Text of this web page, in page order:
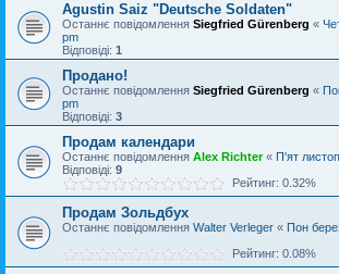
Agustin Saiz "Deutsche Soldaten"
Останнє повідомлення Siegfried Gürenberg «
pm
Відповіді: 1
Продано!
Останнє повідомлення Siegfried Gürenberg «
pm
Відповіді: 3
Продам календари
Останнє повідомлення Alex Richter« П'ят
Відповіді: 9
Рейтинг: 0.32%
Продам Зольдбух
Останнє повідомлення Walter Verleger « Пон
Рейтинг: 0.08%